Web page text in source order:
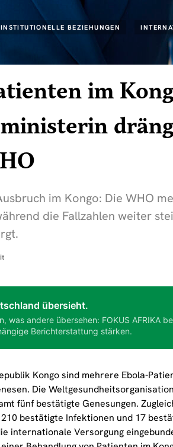
INSTITUTIONELLE BEZIEHUNGEN
im
im Kongo: Die WHO
die Fallzahlen weiter
übersieht.
was andere übersehen: FOKUS AFRIKA
Berichterstattung stärken.
Kongo sind mehrere Ebola-
Die
fünf bestätigte Genesungen.
bestätigte Infektionen und 17
internationale Versorgung